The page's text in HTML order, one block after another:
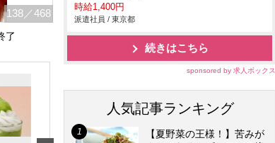
138 ／468
了
時給1,400円
派遣社員 / 東京都
続きはこちら
sponsored by 求人ボックス
人気記事ランキング
【夏野菜の王様！】苦みが